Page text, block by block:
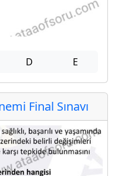
D E
Final Sınavı